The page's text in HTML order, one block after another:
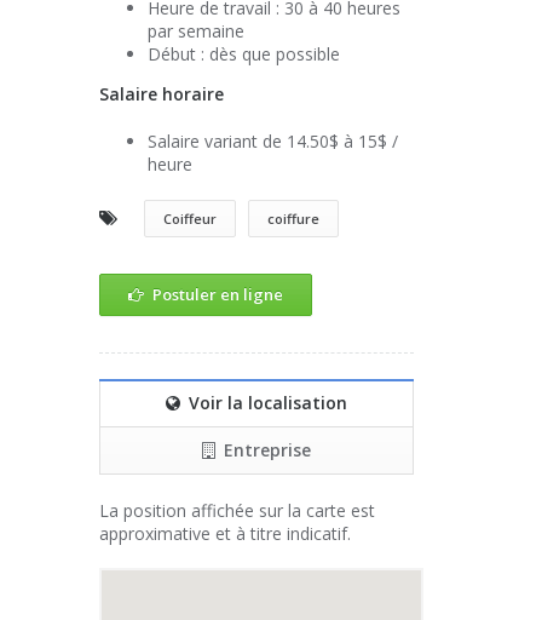
Heure de travail : 30 à 40 heures
par semaine
Début : dès que possible
Salaire horaire
Salaire variant de 14.50$ à 15$ /
heure
Coiffeur coiffure
Postuler en ligne
Voir la localisation
Entreprise
La position affichée sur la carte est
approximative et à titre indicatif.